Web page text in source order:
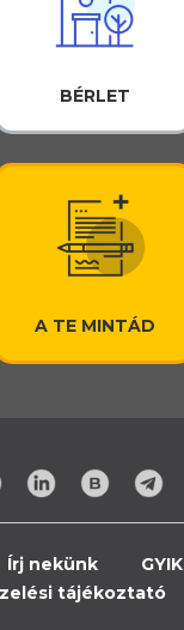
BÉRLET
A TE MINTÁD
Írj nekünk
GYIK
tájékoztató